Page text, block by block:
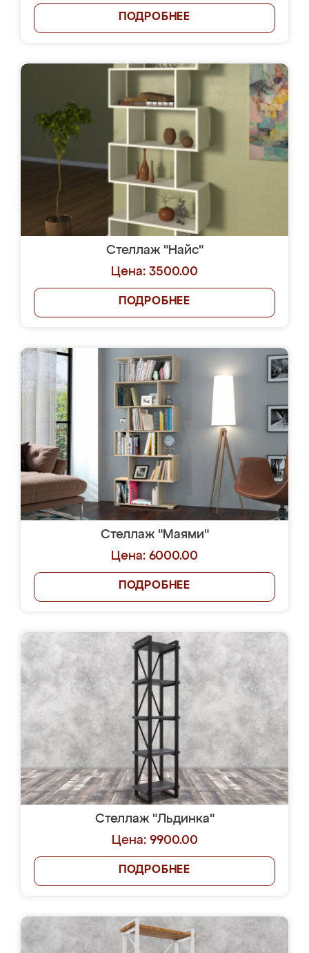
ПОДРОБНЕЕ
Стеллаж "Найс"
Цена: 3500.00
ПОДРОБНЕЕ
Стеллаж "Маями"
Цена: 6000.00
ПОДРОБНЕЕ
Стеллаж "Льдинка"
Цена: 9900.00
ПОДРОБНЕЕ